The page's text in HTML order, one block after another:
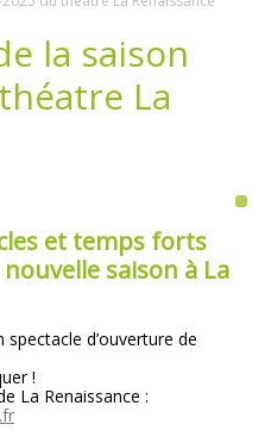
la saison
La
et temps forts
saison à La
spectacle d’ouverture de
!
La Renaissance :